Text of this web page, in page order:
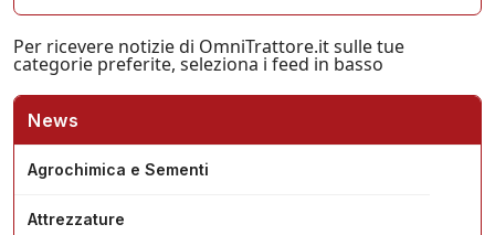
Per ricevere notizie di OmniTrattore.it sulle tue
categorie preferite, seleziona i feed in basso
News
Agrochimica e Sementi
Attrezzature